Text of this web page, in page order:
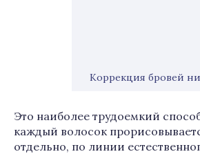
Коррекция бровей
Это наиболее трудоемкий
каждый волосок
отдельно, по линии